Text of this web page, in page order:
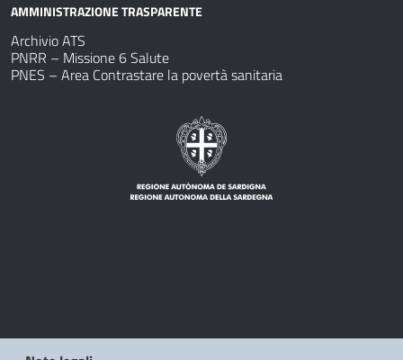
AMMINISTRAZIONE TRASPARENTE
Archivio ATS
PNRR – Missione 6 Salute
PNES – Area Contrastare la povertà sanitaria